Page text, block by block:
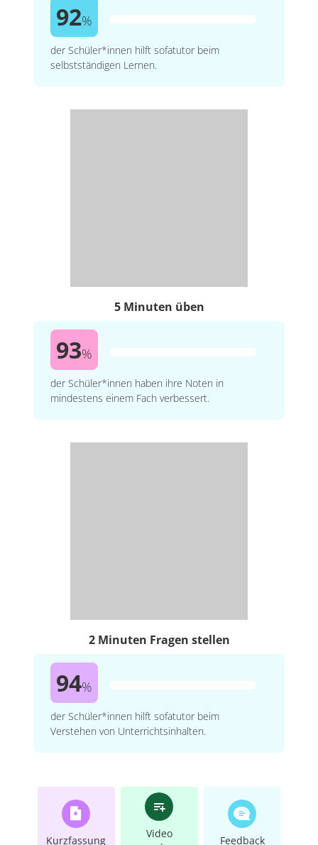
92%
der Schüler*innen hilft sofatutor beim
selbstständigen Lernen.
5 Minuten üben
93%
der Schüler*innen haben ihre Noten in
mindestens einem Fach verbessert.
2 Minuten Fragen stellen
94%
der Schüler*innen hilft sofatutor beim
Verstehen von Unterrichtsinhalten.
Kurzfassung
Video
Feedback